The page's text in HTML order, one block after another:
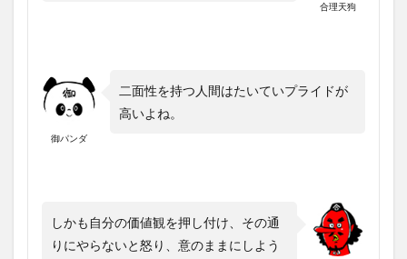
合理天狗
御パンダ
二面性を持つ人間はたいていプライドが
高いよね。
しかも自分の価値観を押し付け、その通
りにやらないと怒り、意のままにしよう